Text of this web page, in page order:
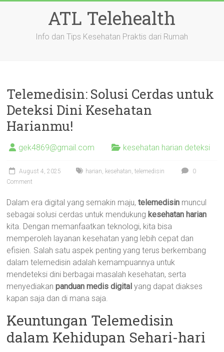
ATL Telehealth
Info dan Tips Kesehatan Praktis dari Rumah
Telemedisin: Solusi Cerdas untuk
Deteksi Dini Kesehatan
Harianmu!
gek4869@gmail.com kesehatan harian deteksi
August 4, 2025 harian, kesehatan,telemedisin
0
Comment
Dalam era digital yang semakin maju,telemedisin muncul
sebagai solusi cerdas untuk mendukung kesehatan harian
kita. Dengan memanfaatkan teknologi, kita bisa
memperoleh layanan kesehatan yang lebih cepat dan
efisien. Salah satu aspek penting yang terus berkembang
dalam telemedisin adalah kemampuannya untuk
mendeteksi dini berbagai masalah kesehatan, serta
menyediakanpanduan medis digital yang dapat diakses
kapan saja dan di mana saja.
Keuntungan Telemedisin
dalam Kehidupan Sehari-hari